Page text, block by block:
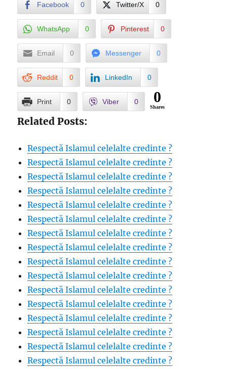
Facebook 0 Twitter/X 0
WhatsApp 0 Pinterest 0
Email 0 Messenger 0
Reddit 0 LinkedIn 0
Print 0 Viber 0 0
Shares
Related Posts:
Respectă Islamul celelalte credinte ?
Respectă Islamul celelalte credinte ?
Respectă Islamul celelalte credinte ?
Respectă Islamul celelalte credinte ?
Respectă Islamul celelalte credinte ?
Respectă Islamul celelalte credinte ?
Respectă Islamul celelalte credinte ?
Respectă Islamul celelalte credinte ?
Respectă Islamul celelalte credinte ?
Respectă Islamul celelalte credinte ?
Respectă Islamul celelalte credinte ?
Respectă Islamul celelalte credinte ?
Respectă Islamul celelalte credinte ?
Respectă Islamul celelalte credinte ?
Respectă Islamul celelalte credinte ?
Respectă Islamul celelalte credinte ?